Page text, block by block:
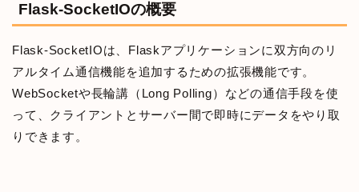
Flask-SocketIOの概要
Flask-SocketIOは、Flaskアプリケーションに双方向のリ
アルタイム通信機能を追加するための拡張機能です。
WebSocketや長輪講（Long Polling）などの通信手段を使
って、クライアントとサーバー間で即時にデータをやり取
りできます。